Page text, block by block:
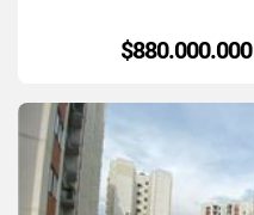
$880.000.000